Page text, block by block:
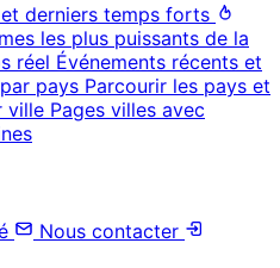
derniers temps forts
les plus puissants de la
réel Événements récents et
pays Parcourir les pays et
ville Pages villes avec
Nous contacter